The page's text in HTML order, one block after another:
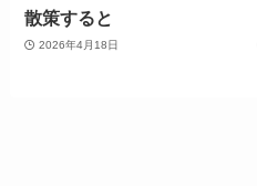
散策すると
2026年4月18日